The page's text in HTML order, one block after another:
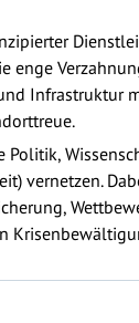
enge
Infrastruktur
vernetzen.